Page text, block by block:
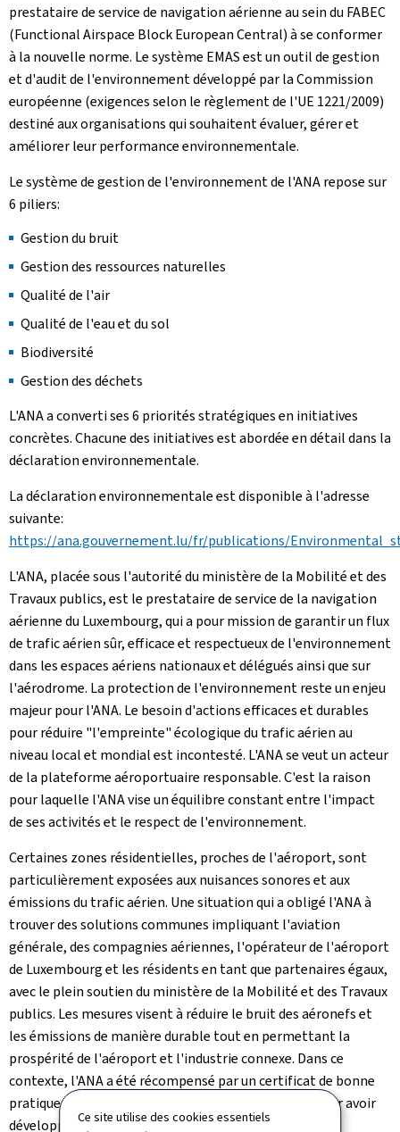
Ce site utilise des cookies essentiels
prestataire de service de navigation aérienne au sein du FABEC
(Functional Airspace Block European Central) à se conformer
à la nouvelle norme. Le système EMAS est un outil de gestion
et d'audit de l'environnement développé par la Commission
européenne (exigences selon le règlement de l'UE 1221/2009)
destiné aux organisations qui souhaitent évaluer, gérer et
améliorer leur performance environnementale.
Le système de gestion de l'environnement de l'ANA repose sur
6 piliers:
Gestion du bruit
Gestion des ressources naturelles
Qualité de l'air
Qualité de l'eau et du sol
Biodiversité
Gestion des déchets
L'ANA a converti ses 6 priorités stratégiques en initiatives
concrètes. Chacune des initiatives est abordée en détail dans la
déclaration environnementale.
La déclaration environnementale est disponible à l'adresse
suivante:
https://ana.gouvernement.lu/fr/publications/
L'ANA, placée sous l'autorité du ministère de la Mobilité et des
Travaux publics, est le prestataire de service de la navigation
aérienne du Luxembourg, qui a pour mission de garantir un flux
de trafic aérien sûr, efficace et respectueux de l'environnement
dans les espaces aériens nationaux et délégués ainsi que sur
l'aérodrome. La protection de l'environnement reste un enjeu
majeur pour l'ANA. Le besoin d'actions efficaces et durables
pour réduire "l'empreinte" écologique du trafic aérien au
niveau local et mondial est incontesté. L'ANA se veut un acteur
de la plateforme aéroportuaire responsable. C'est la raison
pour laquelle l'ANA vise un équilibre constant entre l'impact
de ses activités et le respect de l'environnement.
Certaines zones résidentielles, proches de l'aéroport, sont
particulièrement exposées aux nuisances sonores et aux
émissions du trafic aérien. Une situation qui a obligé l'ANA à
trouver des solutions communes impliquant l'aviation
générale, des compagnies aériennes, l'opérateur de l'aéroport
de Luxembourg et les résidents en tant que partenaires égaux,
avec le plein soutien du ministère de la Mobilité et des Travaux
publics. Les mesures visent à réduire le bruit des aéronefs et
les émissions de manière durable tout en permettant la
prospérité de l'aéroport et l'industrie connexe. Dans ce
contexte, l'ANA a été récompensé par un certificat de bonne
pratique (BPC), dans le cadre du EPSA Award 2019, pour avoir
développé une approche durable de la gestion des